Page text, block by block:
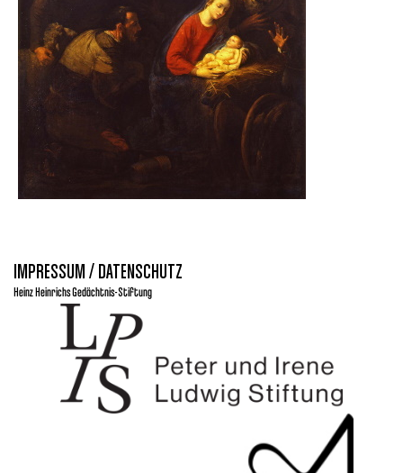
IMPRESSUM / DATENSCHUTZ
Heinz Heinrichs Gedächtnis-Stiftung